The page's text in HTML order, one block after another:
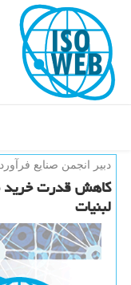
دبیر انجمن صنایع
کاهش قدرت خرید
لبنیات